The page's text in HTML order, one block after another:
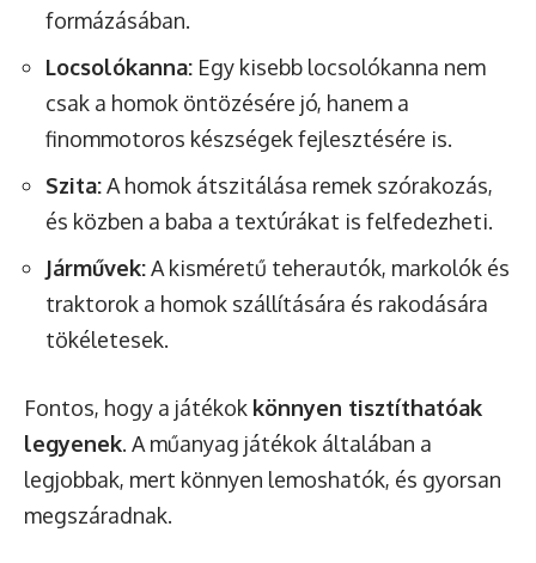
formázásában.
Locsolókanna: Egy kisebb locsolókanna nem
csak a homok öntözésére jó, hanem a
finommotoros készségek fejlesztésére is.
Szita:A homok átszitálása remek szórakozás,
és közben a baba a textúrákat is felfedezheti.
Járművek:A kisméretű teherautók, markolók és
traktorok a homok szállítására és rakodására
tökéletesek.
Fontos, hogy a játékok könnyen tisztíthatóak
legyenek. A műanyag játékok általában a
legjobbak, mert könnyen lemoshatók, és gyorsan
megszáradnak.